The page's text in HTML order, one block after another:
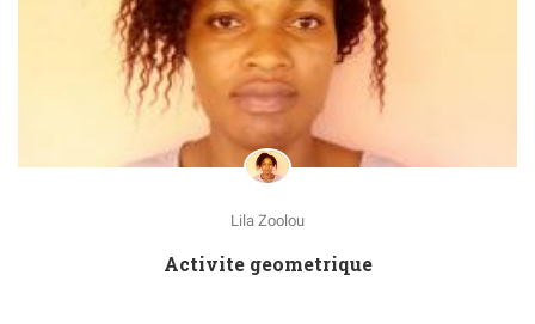
Lila Zoolou
Activite geometrique